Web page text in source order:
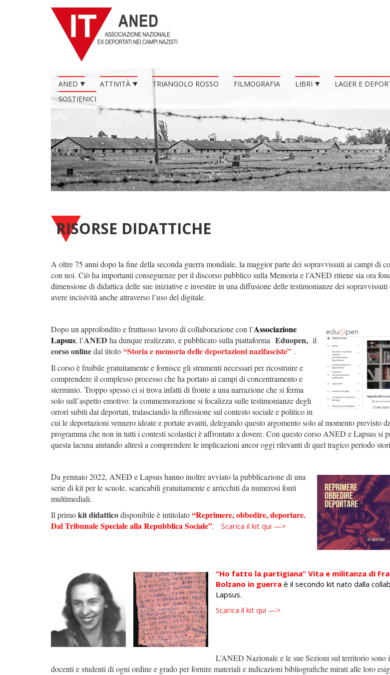
ANED ATTIVITÀ TRIANGOLO ROSSO FILMOGRAFIA LIBRI LAGER E
SOSTIENICI
RISORSE DIDATTICHE
A oltre 75 anni dopo la fine della seconda guerra mondiale, la maggior parte dei sopravvissuti ai campi di
con noi. Ciò ha importanti conseguenze per il discorso pubblico sulla Memoria e l’ANED ritiene sia ora
dimensione di didattica delle sue iniziative e investire in una diffusione delle testimonianze dei sopravvissuti
avere incisività anche attraverso l’uso del digitale.
Dopo un approfondito e fruttuoso lavoro di collaborazione con l’Associazione
Lapsus, l’ANED ha dunque realizzato, e pubblicato sulla piattaforma Eduopen, il
corso onlinedal titolo “Storia e memoria delle deportazioni nazifasciste” .
Il corso è fruibile gratuitamente e fornisce gli strumenti necessari per ricostruire e
comprendere il complesso processo che ha portato ai campi di concentramento e
sterminio. Troppo spesso ci si trova infatti di fronte a una narrazione che si ferma
solo sull’aspetto emotivo: la commemorazione si focalizza sulle testimonianze degli
orrori subiti dai deportati, tralasciando la riflessione sul contesto sociale e politico in
cui le deportazioni vennero ideate e portate avanti, delegando questo argomento solo al momento previsto
programma che non in tutti i contesti scolastici è affrontato a dovere. Con questo corso ANED e Lapsus si
questa lacuna aiutando altresì a comprendere le implicazioni ancor oggi rilevanti di quel tragico periodo
Da gennaio 2022, ANED e Lapsus hanno inoltre avviato la pubblicazione di una
serie di kit per le scuole, scaricabili gratuitamente e arricchiti da numerosi fonti
multimediali.
Il primokit didatticodisponibile è intitolato“Reprimere, obbedire, deportare.
Dal Tribunale Speciale alla Repubblica Sociale”. Scarica il kit qui —>
“Ho fatto la partigiana” Vita e militanza di
Bolzano in guerra è il secondo kit nato dalla
Lapsus.
Scarica il kit qui —>
L’ANED Nazionale e le sue Sezioni sul territorio sono
docenti e studenti di ogni ordine e grado per fornire materiali e indicazioni bibliografiche mirati alle loro